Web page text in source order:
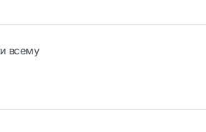
всему